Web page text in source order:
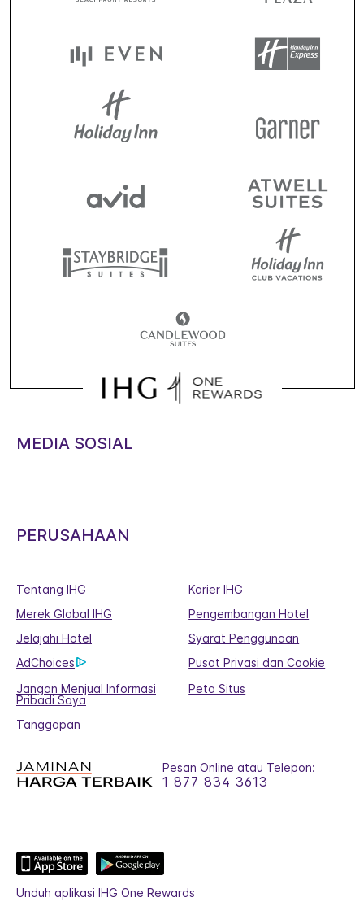
MEDIA SOSIAL
PERUSAHAAN
Tentang IHG
Karier IHG
Merek Global IHG
Pengembangan Hotel
Jelajahi Hotel
Syarat Penggunaan
AdChoices
Pusat Privasi dan Cookie
Jangan Menjual Informasi
Pribadi Saya
Peta Situs
Tanggapan
Pesan Online atau Telepon:
1 877 834 3613
Unduh aplikasi IHG One Rewards